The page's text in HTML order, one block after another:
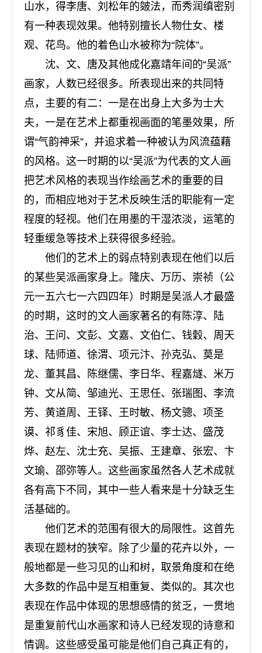
山水，得李唐、刘松年的皴法，而秀润缜密别
有一种表现效果。他特别擅长人物仕女、楼
观、花鸟。他的着色山水被称为“院体”。
沈、文、唐及其他成化嘉靖年间的“吴派”
画家，人数已经很多。所表现出来的共同特
点，主要的有二：一是在出身上大多为士大
夫，一是在艺术上都重视画面的笔墨效果，所
谓“气韵神采”，并追求着一种被认为风流蕴藉
的风格。这一时期的以“吴派”为代表的文人画
把艺术风格的表现当作绘画艺术的重要的目
的，而相应地对于艺术反映生活的职能有一定
程度的轻视。他们在用墨的干湿浓淡，运笔的
轻重缓急等技术上获得很多经验。
他们的艺术上的弱点特别表现在他们以后
的某些吴派画家身上。隆庆、万历、崇祯（公
元一五六七一六四四年）时期是吴派人才最盛
的时期，这时的文人画家著名的有陈淳、陆
治、王问、文彭、文嘉、文伯仁、钱穀、周天
球、陆师道、徐渭、项元汴、孙克弘、莫是
龙、董其昌、陈继儒、李日华、程嘉燧、米万
钟、文从简、邹迪光、王思任、张瑞图、李流
芳、黄道周、王铎、王时敏、杨文骢、项圣
谟、祁豸佳、宋旭、顾正谊、李士达、盛茂
烨、赵左、沈士充、吴振、王建章、张宏、卞
文瑜、邵弥等人。这些画家虽然各人艺术成就
各有高下不同，其中一些人看来是十分缺乏生
活基础的。
他们艺术的范围有很大的局限性。这首先
表现在题材的狭窄。除了少量的花卉以外，一
般地都是一些习见的山和树，取景角度和在绝
大多数的作品中是互相重复、类似的。其次也
表现在作品中体现的思想感情的贫乏，一贯地
是重复前代山水画家和诗人已经发现的诗意和
情调。这些感受虽可能是他们自己真正有的，